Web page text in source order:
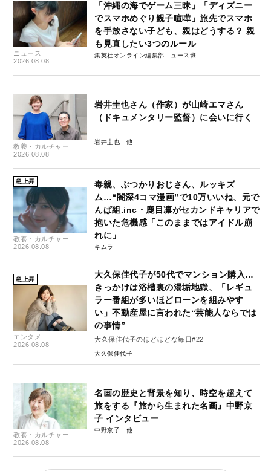
ニュース
2026.08.08
「沖縄の海でゲーム三昧」「ディズニー
でスマホめぐり親子喧嘩」旅先でスマホ
を手放さない子ども、親はどうする？ 親
も見直したい3つのルール
集英社オンライン編集部ニュース班
教養・カルチャー
2026.08.08
岩井圭也さん（作家）が山崎エマさん
（ドキュメンタリー監督）に会いに行く
岩井圭也
急上昇
教養・カルチャー
2026.08.08
毒親、ぶつかりおじさん、ルッキズ
ム…“闇深4コマ漫画”で10万いいね、元で
んぱ組.inc・鹿目凛がセカンドキャリアで
抱いた危機感「このままではアイドル崩
れに」
キムラ
急上昇
エンタメ
2026.08.08
大久保佳代子が50代でマンション購入…
きっかけは浴槽裏の湯垢地獄、「レギュ
ラー番組が多いほどローンを組みやす
い」不動産屋に言われた“芸能人ならでは
の事情”
大久保佳代子のほどほどな毎日#22
大久保佳代子
教養・カルチャー
2026.08.08
名画の歴史と背景を知り、時空を超えて
旅をする『旅から生まれた名画』中野京
子 インタビュー
中野京子